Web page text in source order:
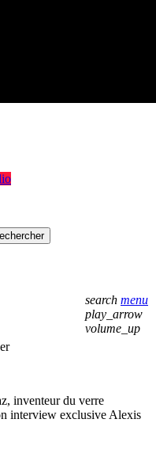
inventeur du verre
interview exclusive Alexis
search menu
play_arrow
volume_up